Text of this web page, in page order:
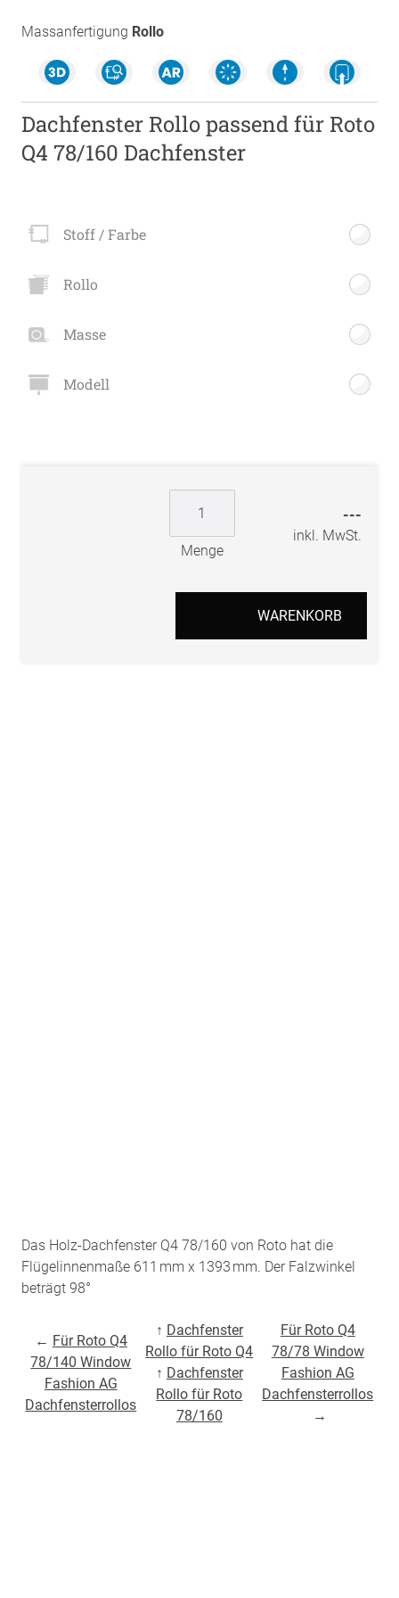
Massanfertigung Rollo
Dachfenster Rollo passend für Roto
Q4 78/160 Dachfenster
Stoff / Farbe
Rollo
Masse
Modell
Menge
---
inkl. MwSt.
WARENKORB
Das Holz-Dachfenster Q4 78/160 von Roto hat die
Flügelinnenmaße 611 mm x 1393 mm. Der Falzwinkel
beträgt 98°
← Für Roto Q4
78/140 Window
Fashion AG
Dachfensterrollos
↑ Dachfenster
Rollo für Roto Q4
↑ Dachfenster
Rollo für Roto
78/160
Für Roto Q4
78/78 Window
Fashion AG
Dachfensterrollos
→